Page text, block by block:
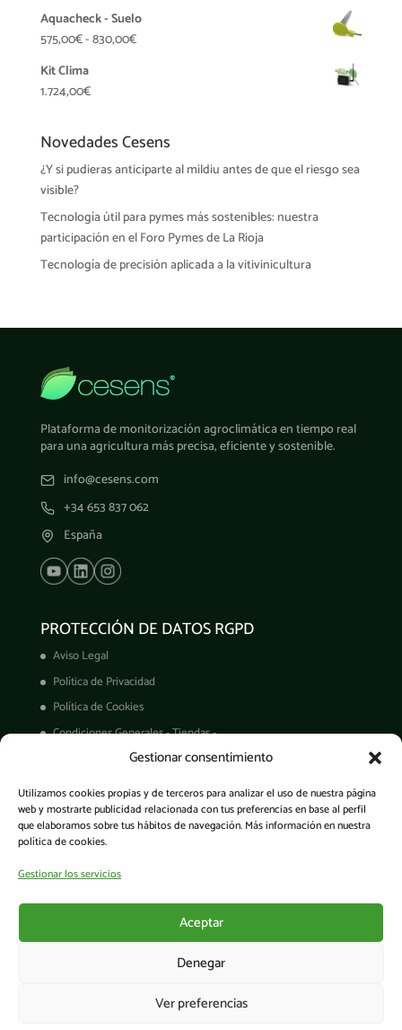
Gestionar consentimiento
Utilizamos cookies propias y de terceros para analizar el uso de nuestra página
web y mostrarte publicidad relacionada con tus preferencias en base al perfil
que elaboramos sobre tus hábitos de navegación. Más información en nuestra
política de cookies.
Gestionar los servicios
Aceptar
Denegar
Ver preferencias
Aquacheck - Suelo
575,00€-830,00€Rango
hasta
830,00€
Kit Clima
1.724,00€
Novedades Cesens
¿Y si pudieras anticiparte al mildiu antes de que el riesgo sea
visible?
Tecnología útil para pymes más sostenibles: nuestra
participación en el Foro Pymes de La Rioja
Tecnología de precisión aplicada a la vitivinicultura
Plataforma de monitorización agroclimática en tiempo real
para una agricultura más precisa, eficiente y sostenible.
info@cesens.com
+34 653 837 062
España
PROTECCIÓN DE DATOS RGPD
Aviso Legal
Política de Privacidad
Política de Cookies
Condiciones Generales - Tiendas -
Derechos ARCO
Condiciones de Venta
Garantía de productos